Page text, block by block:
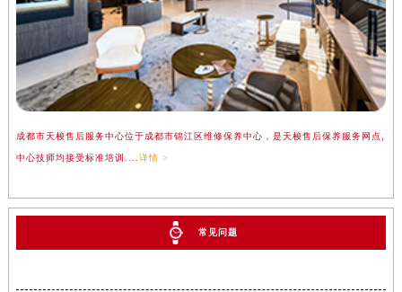
成都市天梭售后服务中心位于成都市锦江区维修保养中心，是天梭售后保养服务网点,
中心技师均接受标准培训....详情 >
常见问题